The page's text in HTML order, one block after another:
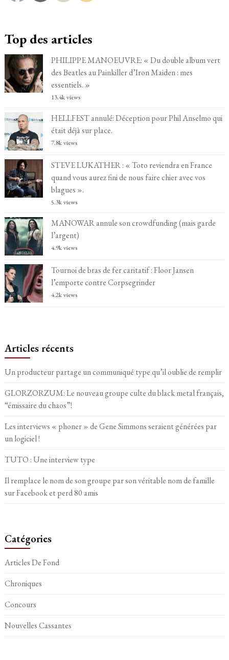
Top des articles
PHILIPPE MANOEUVRE: « Du double album vert
des Beatles au Painkiller d’Iron Maiden : mes
essentiels. »
13.4k views
HELLFEST annulé: Déception pour Phil Anselmo qui
était déjà sur place.
7.8k views
STEVE LUKATHER : « Toto reviendra en France
quand vous aurez fini de nous faire chier avec vos
blagues ».
5.3k views
MANOWAR annule son crowdfunding (mais garde
l’argent)
4.9k views
Tournoi de bras de fer caritatif : Floor Jansen
l’emporte contre Corpsegrinder
4.2k views
Articles récents
Un producteur partage un communiqué type qu’il oublie de remplir
GLORZORZUM: Le nouveau groupe culte du black metal français,
“émissaire du chaos”!
Les interviews « phoner » de Gene Simmons seraient générées par
un logiciel !
TUTO : Une interview type
Il remplace le nom de son groupe par son véritable nom de famille
sur Facebook et perd 80 amis
Catégories
Articles De Fond
Chroniques
Concours
Nouvelles Cassantes